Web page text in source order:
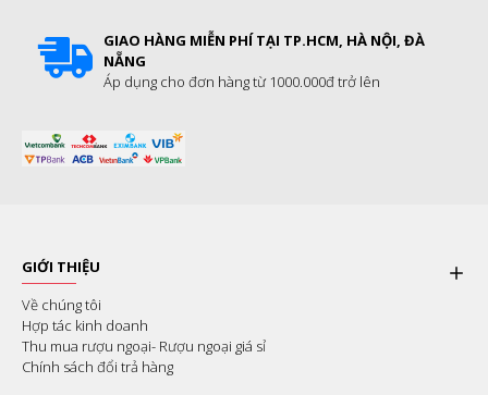
GIAO HÀNG MIỄN PHÍ TẠI TP.HCM, HÀ NỘI, ĐÀ
NẴNG
Áp dụng cho đơn hàng từ 1000.000đ trở lên
GIỚI THIỆU
Về chúng tôi
Hợp tác kinh doanh
Thu mua rượu ngoại- Rượu ngoại giá sỉ
Chính sách đổi trả hàng